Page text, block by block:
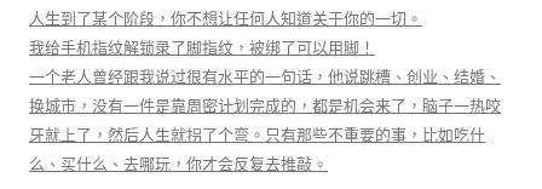
人生到了某个阶段，你不想让任何人知道关于你的一切。
我给手机指纹解锁录了脚指纹，被绑了可以用脚！
一个老人曾经跟我说过很有水平的一句话，他说跳槽、创业、结婚、
换城市，没有一件是靠周密计划完成的，都是机会来了，脑子一热咬
牙就上了，然后人生就拐了个弯。只有那些不重要的事，比如吃什
么、买什么、去哪玩，你才会反复去推敲。